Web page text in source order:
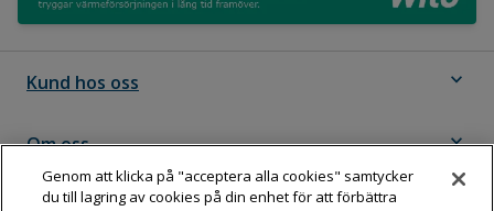
Kund hos oss expand_more
Om oss expand_more
Följ Dahl
Genom att klicka på "acceptera alla cookies" samtycker
du till lagring av cookies på din enhet för att förbättra